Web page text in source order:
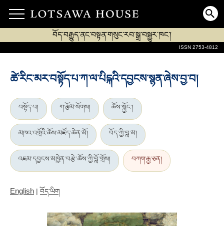
བོད་བརྒྱུད་ནང་བསྟན་གསུང་རབ་སྒྲ་བསྒྱུར་ཁང་།
ISSN 2753-4812
ཚེ་རིང་མར་བསྟོད་པ་ཀ་ལ་པིངྐའི་དབྱངས་སྙན་ཞེས་བྱ་བ།
བསྟོད་པ། ཀ་རྩོམ་སོགས། ཆོས་སྐྱོང་།
མཁའ་འགྲོའི་ཆོས་མཛོད་ཆེན་མོ། བོད་ཀྱི་བླ་མ།
འཇམ་དབྱངས་མཁྱེན་བརྩེ་ཆོས་ཀྱི་བློ་གྲོས། བཀག་རྒྱ་ཅན།
English | བོད་ཡིག